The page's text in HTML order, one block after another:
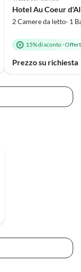
2 Camere da letto· 1
15% di sconto·
Prezzo su richiesta